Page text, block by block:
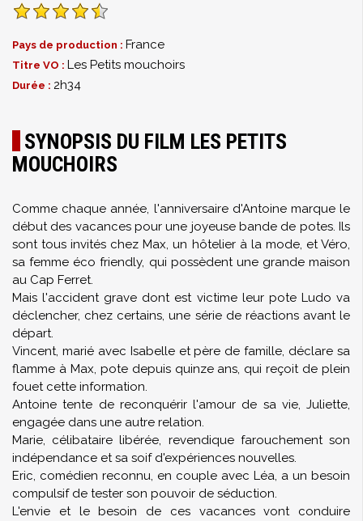
Pays de production : France
Titre VO : Les Petits mouchoirs
Durée : 2h34
SYNOPSIS DU FILM LES PETITS
MOUCHOIRS
Comme chaque année, l'anniversaire d'Antoine marque le
début des vacances pour une joyeuse bande de potes. Ils
sont tous invités chez Max, un hôtelier à la mode, et Véro,
sa femme éco friendly, qui possèdent une grande maison
au Cap Ferret.
Mais l'accident grave dont est victime leur pote Ludo va
déclencher, chez certains, une série de réactions avant le
départ.
Vincent, marié avec Isabelle et père de famille, déclare sa
flamme à Max, pote depuis quinze ans, qui reçoit de plein
fouet cette information.
Antoine tente de reconquérir l'amour de sa vie, Juliette,
engagée dans une autre relation.
Marie, célibataire libérée, revendique farouchement son
indépendance et sa soif d'expériences nouvelles.
Eric, comédien reconnu, en couple avec Léa, a un besoin
compulsif de tester son pouvoir de séduction.
L'envie et le besoin de ces vacances vont conduire